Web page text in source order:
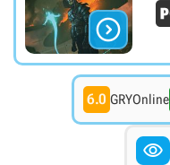

6.0 GRYOnline
